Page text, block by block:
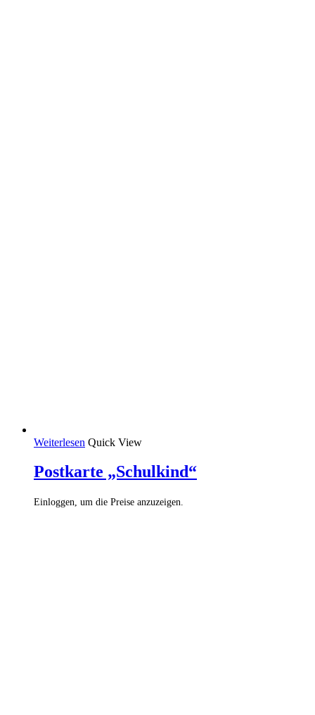
Weiterlesen Quick View
Postkarte „Schulkind“
Einloggen, um die Preise anzuzeigen.